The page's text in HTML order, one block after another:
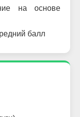
на основе
балл